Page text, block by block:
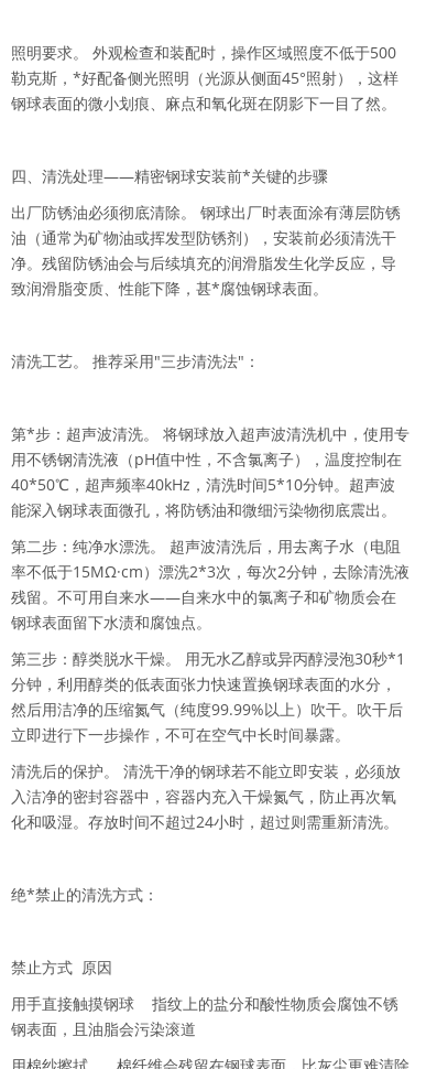
照明要求。 外观检查和装配时，操作区域照度不低于500
勒克斯，*好配备侧光照明（光源从侧面45°照射），这样
钢球表面的微小划痕、麻点和氧化斑在阴影下一目了然。
四、清洗处理——精密钢球安装前*关键的步骤
出厂防锈油必须彻底清除。 钢球出厂时表面涂有薄层防锈
油（通常为矿物油或挥发型防锈剂），安装前必须清洗干
净。残留防锈油会与后续填充的润滑脂发生化学反应，导
致润滑脂变质、性能下降，甚*腐蚀钢球表面。
清洗工艺。 推荐采用"三步清洗法"：
第*步：超声波清洗。 将钢球放入超声波清洗机中，使用专
用不锈钢清洗液（pH值中性，不含氯离子），温度控制在
40*50℃，超声频率40kHz，清洗时间5*10分钟。超声波
能深入钢球表面微孔，将防锈油和微细污染物彻底震出。
第二步：纯净水漂洗。 超声波清洗后，用去离子水（电阻
率不低于15MΩ·cm）漂洗2*3次，每次2分钟，去除清洗液
残留。不可用自来水——自来水中的氯离子和矿物质会在
钢球表面留下水渍和腐蚀点。
第三步：醇类脱水干燥。 用无水乙醇或异丙醇浸泡30秒*1
分钟，利用醇类的低表面张力快速置换钢球表面的水分，
然后用洁净的压缩氮气（纯度99.99%以上）吹干。吹干后
立即进行下一步操作，不可在空气中长时间暴露。
清洗后的保护。 清洗干净的钢球若不能立即安装，必须放
入洁净的密封容器中，容器内充入干燥氮气，防止再次氧
化和吸湿。存放时间不超过24小时，超过则需重新清洗。
绝*禁止的清洗方式：
禁止方式 原因
用手直接触摸钢球
指纹上的盐分和酸性物质会腐蚀不锈
钢表面，且油脂会污染滚道